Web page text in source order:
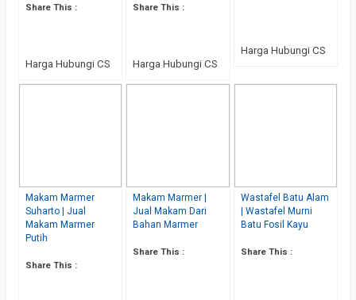
Share This :
Harga Hubungi CS
Share This :
Harga Hubungi CS
Harga Hubungi CS
Makam Marmer
Suharto | Jual
Makam Marmer
Putih
Share This :
Makam Marmer |
Jual Makam Dari
Bahan Marmer
Share This :
Wastafel Batu Alam
| Wastafel Murni
Batu Fosil Kayu
Share This :